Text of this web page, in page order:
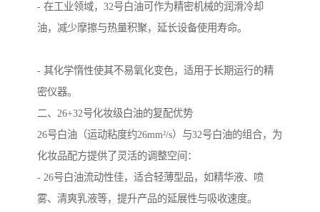
- 在工业领域，32号白油可作为精密机械的润滑冷却
油，减少摩擦与热量积聚，延长设备使用寿命。
- 其化学惰性使其不易氧化变色，适用于长期运行的精
密仪器。
二、26+32号化妆级白油的复配优势
26号白油（运动粘度约26mm²/s）与32号白油的组合，为
化妆品配方提供了灵活的调整空间：
- 26号白油流动性佳，适合轻薄型品，如精华液、喷
雾、清爽乳液等，提升产品的延展性与吸收速度。